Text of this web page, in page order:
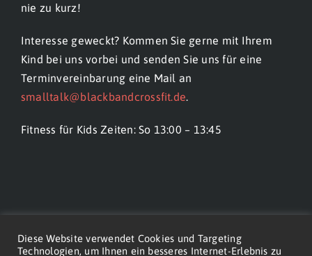
nie zu kurz!
Interesse geweckt? Kommen Sie gerne mit Ihrem
Kind bei uns vorbei und senden Sie uns für eine
Terminvereinbarung eine Mail an
smalltalk@blackbandcrossfit.de.
Fitness für Kids Zeiten: So 13:00 – 13:45
Diese Website verwendet Cookies und Targeting
Technologien, um Ihnen ein besseres Internet-Erlebnis zu